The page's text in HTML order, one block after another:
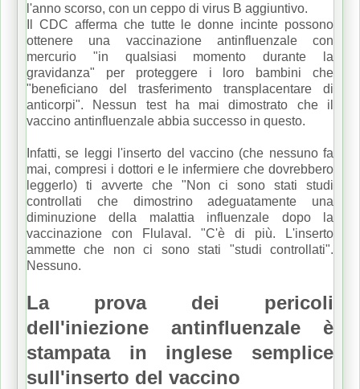
l'anno scorso, con un ceppo di virus B aggiuntivo.
l CDC afferma che tutte le donne incinte possono
ottenere una vaccinazione antinfluenzale con
mercurio "in qualsiasi momento durante la
gravidanza" per proteggere i loro bambini che
"beneficiano del trasferimento transplacentare di
anticorpi". Nessun test ha mai dimostrato che il
vaccino antinfluenzale abbia successo in questo.
Infatti, se leggi l'inserto del vaccino (che nessuno fa
mai, compresi i dottori e le infermiere che dovrebbero
leggerlo) ti avverte che "Non ci sono stati studi
controllati che dimostrino adeguatamente una
diminuzione della malattia influenzale dopo la
vaccinazione con Flulaval. "C'è di più.
L'inserto
ammette che non ci sono stati "studi controllati".
Nessuno.
La prova dei pericoli
dell'iniezione antinfluenzale è
stampata in inglese semplice
sull'inserto del vaccino